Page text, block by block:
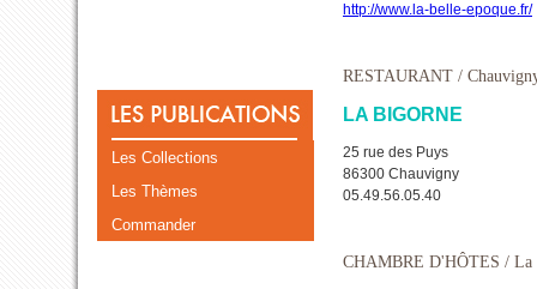
Les Collections
Les Thèmes
Commander
http://www.la-belle-epoque.fr/
RESTAURANT /
LA BIGORNE
25 rue des Puys
86300 Chauvigny
05.49.56.05.40
CHAMBRE D'HÔTES / La